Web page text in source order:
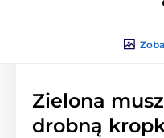
Zielona
drobną